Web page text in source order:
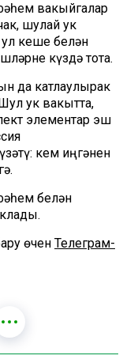
вакыйгалар
шулай ук
кеше белән
күздә тота.
да катлаулырак
ук вакытта,
элементар эш
кем җиңгәнен
белән
өчен Телеграм-